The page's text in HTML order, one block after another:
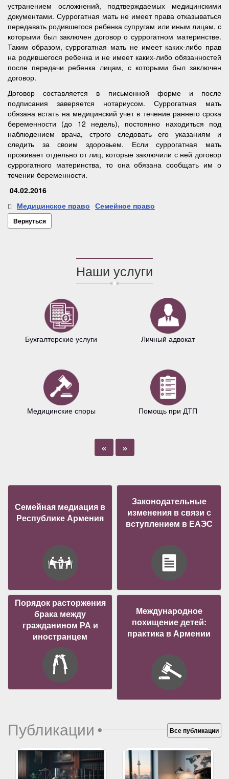
устранением осложнений, подтверждаемых медицинскими
документами. Суррогатная мать не имеет права отказываться
передавать родившегося ребенка супругам или иным лицам, с
которыми был заключен договор о суррогатном материнстве.
Таким образом, суррогатная мать не имеет каких-либо прав
на родившегося ребенка и не имеет каких-либо обязанностей
после передачи ребенка лицам, с которыми был заключен
договор.
Договор составляется в письменной форме и после
подписания заверяется нотариусом. Суррогатная мать
обязана встать на медицинский учет в течение раннего срока
беременности (до 12 недель), постоянно находиться под
наблюдением врача, строго следовать его указаниям и
следить за своим здоровьем. Если суррогатная мать
проживает отдельно от лиц, которые заключили с ней договор
суррогатного материнства, то она обязана сообщать им о
течении беременности.
04.02.2016
Медицинское право Семейное право
Вернуться
Наши услуги
Бухгалтерские услуги
Медицинские споры
Личный адвокат
Помощь при ДТП
« »
Семейная медиация в
Республике Армения
Законодательные
изменения в связи с
вступлением в ЕАЭС
Порядок расторжения
брака между
гражданином РА и
иностранцем
Международное
похищение детей:
практика в Армении
Публикации• Все публикации